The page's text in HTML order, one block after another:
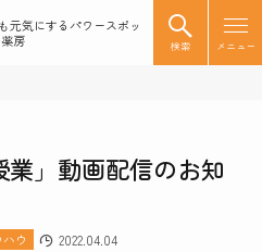
元気にするパワースポッ
房
検索 メニュー
業」動画配信のお知
ウ 2022.04.04